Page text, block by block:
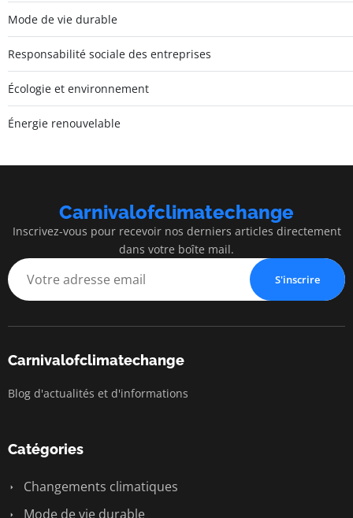
Mode de vie durable
Responsabilité sociale des entreprises
Écologie et environnement
Énergie renouvelable
Carnivalofclimatechange
Inscrivez-vous pour recevoir nos derniers articles directement
dans votre boîte mail.
S'inscrire
Carnivalofclimatechange
Blog d'actualités et d'informations
Catégories
Changements climatiques
Mode de vie durable